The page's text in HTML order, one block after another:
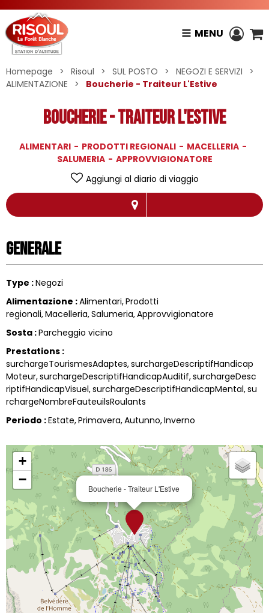
MENU
Homepage > Risoul > SUL POSTO > NEGOZI E SERVIZI
>
ALIMENTAZIONE
> Boucherie - Traiteur L'Estive
Boucherie - Traiteur L'Estive
ALIMENTARI PRODOTTI REGIONALI
MACELLERIA
SALUMERIA
APPROVVIGIONATORE
Aggiungi al diario di viaggio
Generale
Type :Negozi
Alimentazione :Alimentari Prodotti
regionali Macelleria Salumeria Approvvigionatore
Sosta :Parcheggio vicino
Prestations :
surchargeTourismesAdaptes surchargeDescriptifHandicap
Moteur surchargeDescriptifHandicapAuditif surchargeDesc
riptifHandicapVisuel surchargeDescriptifHandicapMental su
rchargeNombreFauteuilsRoulants
Periodo :Estate Primavera Autunno Inverno
Boucherie - Traiteur L'Estive
+
−